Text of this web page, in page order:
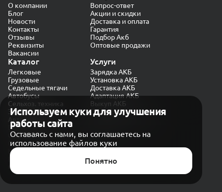
Используем куки для улучшения
работы сайта
Оставаясь с нами, вы соглашаетесь на
использование файлов куки
Понятно
О компании
Блог
Новости
Контакты
Отзывы
Реквизиты
Вакансии
Вопрос-ответ
Акции и скидки
Доставка и оплата
Гарантия
Подбор Акб
Оптовые продажи
Каталог
Легковые
Грузовые
Седельные тягачи
Автобусы
Сельхоз. техника
Экскаваторы
Автокраны
Услуги
Зарядка АКБ
Установка АКБ
Доставка АКБ
Адаптация АКБ
Выкуп АКБ
Проверка генератора
Политика конфиденциальности
Обработка персональных данных
Согласие на обработку в «Яндекс.Метрика»
Карта сайта
© CARAKB 2026. Все права защищены